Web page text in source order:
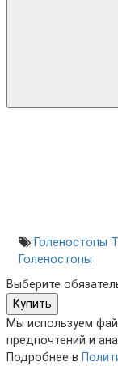
Голеностопы
Голеностопы
Выберите
Купить
Мы используем
предпочтений и
Подробнее в